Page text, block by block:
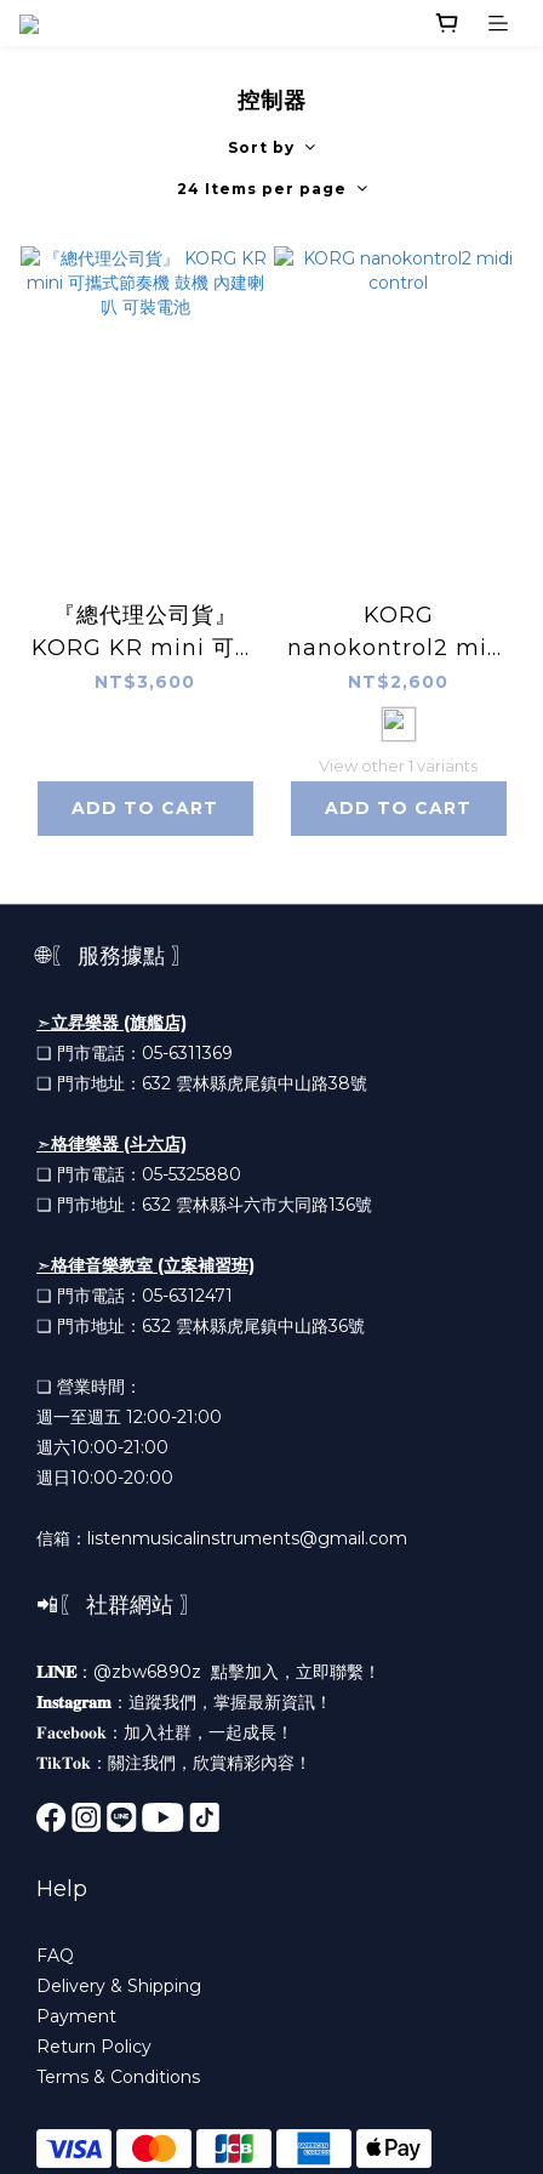
控制器
Sort by
24 Items per page
『總代理公司貨』
KORG KR mini 可攜
式節奏機 鼓機 內建喇
NT$3,600
ADD TO CART
KORG
nanokontrol2 midi
control
NT$2,600
View other 1 variants
ADD TO CART
🌐〖 服務據點 〗
➣立昇樂器 (旗艦店)
❏ 門市電話：05-6311369
❏ 門市地址：632 雲林縣虎尾鎮中山路38號
➣格律樂器 (斗六店)
❏ 門市電話：05-5325880
❏ 門市地址：632 雲林縣斗六市大同路136號
➣格律音樂教室 (立案補習班)
❏ 門市電話：05-6312471
❏ 門市地址：632 雲林縣虎尾鎮中山路36號
❏ 營業時間：
週一至週五 12:00-21:00
週六10:00-21:00
週日10:00-20:00
信箱：listenmusicalinstruments@gmail.com
📲〖 社群網站 〗
𝐋𝐈𝐍𝐄：@zbw6890z 點擊加入，立即聯繫！
𝐈𝐧𝐬𝐭𝐚𝐠𝐫𝐚𝐦 ： 追蹤我們，掌握最新資訊！
𝐅𝐚𝐜𝐞𝐛𝐨𝐨𝐤： 加入社群，一起成長！
𝐓𝐢𝐤𝐓𝐨𝐤： 關注我們，欣賞精彩內容！
Help
FAQ
Delivery & Shipping
Payment
Return Policy
Terms & Conditions